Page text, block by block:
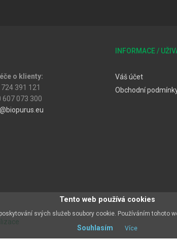
Tento web používá cookies
svých služeb soubory cookie. Používáním tohoto
Souhlasím Více
o klienty:
391 121
073 300
INFORMACE /
Váš účet
Obchodní